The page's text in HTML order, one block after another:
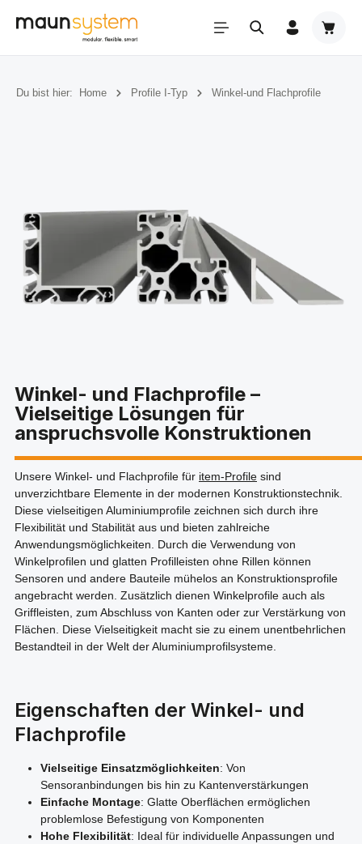
Zum Hauptinhalt springen
Du bist hier: Home Profile I-Typ Winkel-und Flachprofile
Winkel- und Flachprofile –
Vielseitige Lösungen für
anspruchsvolle Konstruktionen
Unsere Winkel- und Flachprofile für item-Profile sind
unverzichtbare Elemente in der modernen Konstruktionstechnik.
Diese vielseitigen Aluminiumprofile zeichnen sich durch ihre
Flexibilität und Stabilität aus und bieten zahlreiche
Anwendungsmöglichkeiten. Durch die Verwendung von
Winkelprofilen und glatten Profilleisten ohne Rillen können
Sensoren und andere Bauteile mühelos an Konstruktionsprofile
angebracht werden. Zusätzlich dienen Winkelprofile auch als
Griffleisten, zum Abschluss von Kanten oder zur Verstärkung von
Flächen. Diese Vielseitigkeit macht sie zu einem unentbehrlichen
Bestandteil in der Welt der Aluminiumprofilsysteme.
Eigenschaften der Winkel- und
Flachprofile
Vielseitige Einsatzmöglichkeiten: Von
Sensoranbindungen bis hin zu Kantenverstärkungen
Einfache Montage: Glatte Oberflächen ermöglichen
problemlose Befestigung von Komponenten
Hohe Flexibilität: Ideal für individuelle Anpassungen und